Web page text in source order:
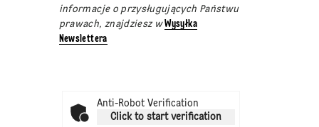
informacje o przysługujących Państwu
prawach, znajdziesz wWysyłka
Newslettera
Anti-Robot Verification
Click to start verification